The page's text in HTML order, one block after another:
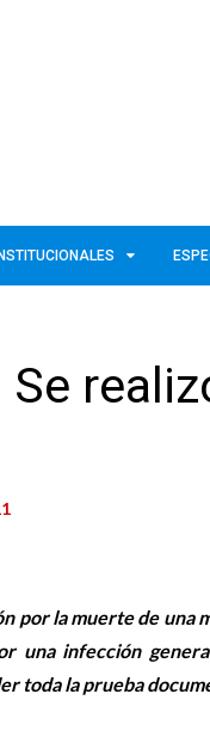
Se
por la muerte de una
una infección
toda la prueba